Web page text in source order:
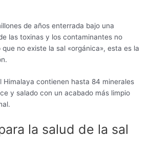
de años enterrada bajo una
las toxinas y los contaminantes no
no existe la sal «orgánica», esta es la
Himalaya contienen hasta 84 minerales
y salado con un acabado más limpio
la salud de la sal